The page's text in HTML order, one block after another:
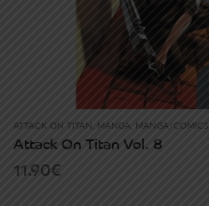
ATTACK ON TITAN , MANGA MANGA/COMICS
Attack On Titan Vol. 8
11.90€